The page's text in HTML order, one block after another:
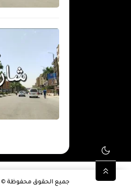
جميع الحقوق محفوظة ©